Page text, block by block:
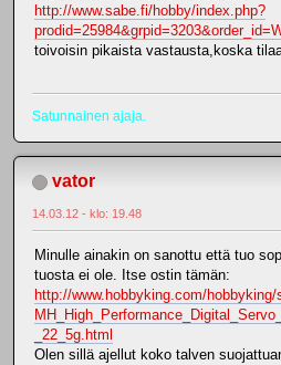
http://www.sabe.fi/hobby/index.php?
toivoisin pikaista vastausta,koska
Satunnainen ajaja.
vator
14.03.12 - klo: 19.48
Minulle ainakin on sanottu että tuo
tuosta ei ole. Itse ostin tämän:
http://www.hobbyking.com/
_22_5g.html
Olen sillä ajellut koko talven